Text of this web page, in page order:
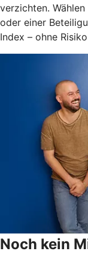
verzichten.
oder einer
Index – ohne
Noch kein